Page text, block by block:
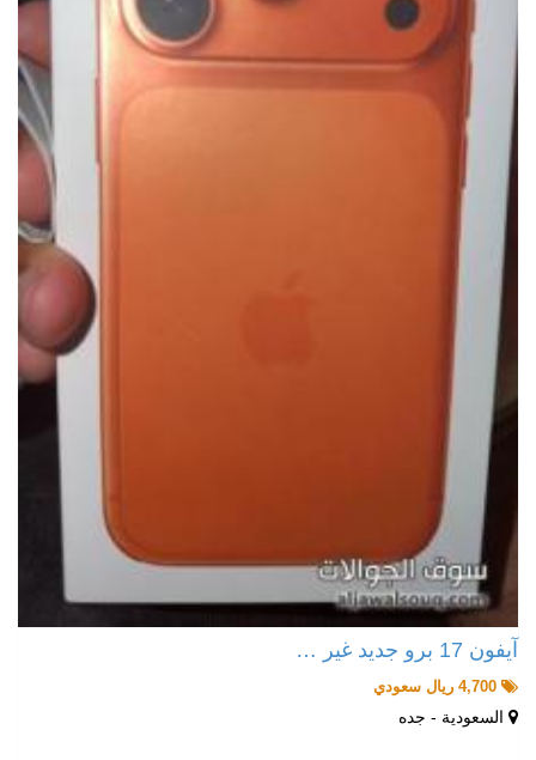
آيفون 17 برو جديد غير …
السعودية - جده